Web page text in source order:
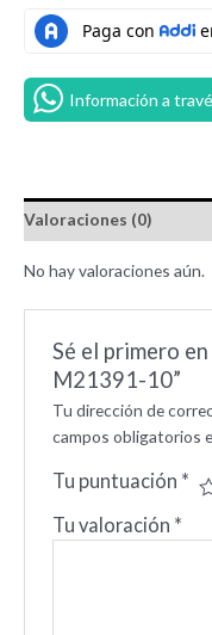
Información a
Valoraciones (0)
No hay valoraciones aún.
Sé el primero en
M21391-10”
Tu dirección de
campos obligatorios
Tu puntuación *
Tu valoración *